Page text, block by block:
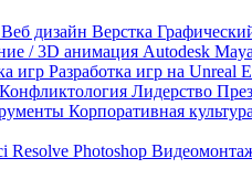
Веб дизайн Верстка
/ 3D анимация Autodesk Maya
игр Разработка игр на Unreal
Конфликтология Лидерство
Корпоративная культура
Resolve Photoshop